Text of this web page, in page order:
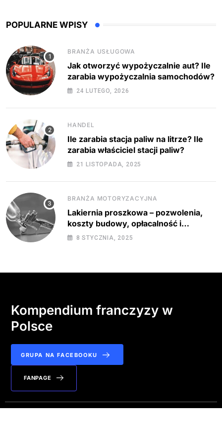
POPULARNE WPISY
BRANŻA USŁUGOWA
Jak otworzyć wypożyczalnie aut? Ile
zarabia wypożyczalnia samochodów?
24 LUTEGO, 2026
HANDEL
Ile zarabia stacja paliw na litrze? Ile
zarabia właściciel stacji paliw?
21 LISTOPADA, 2025
BRANŻA MOTORYZACYJNA
Lakiernia proszkowa – pozwolenia,
koszty budowy, opłacalność i
regulacje prawne
8 STYCZNIA, 2025
Kompendium franczyzy w
Polsce
GRUPA NA FACEBOOKU
FANPAGE